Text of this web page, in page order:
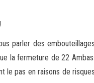
parler des
la fermeture de 22
pas en raisons de